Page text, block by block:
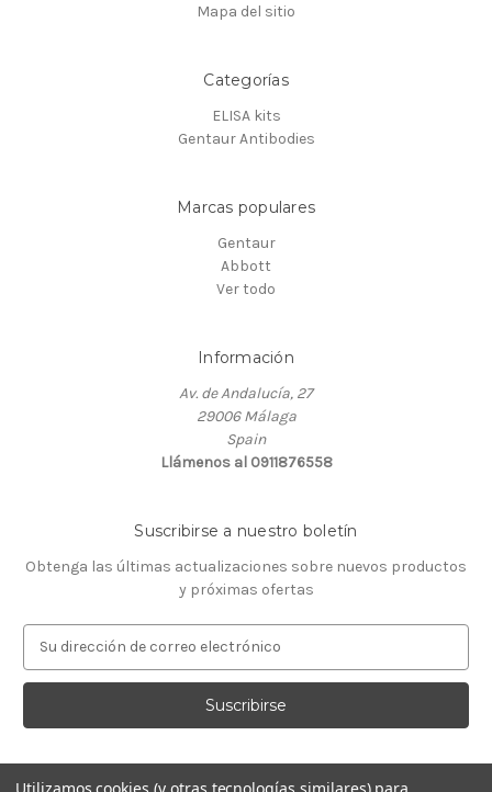
Mapa del sitio
Categorías
ELISA kits
Gentaur Antibodies
Marcas populares
Gentaur
Abbott
Ver todo
Información
Av. de Andalucía, 27
29006 Málaga
Spain
Llámenos al 0911876558
Suscribirse a nuestro boletín
Obtenga las últimas actualizaciones sobre nuevos productos
y próximas ofertas
r
c